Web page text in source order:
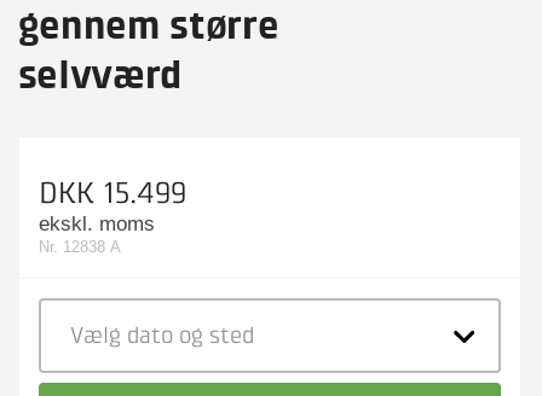
gennem større
selvværd
DKK 15.499
ekskl. moms
Nr. 12838 A
Vælg dato og sted